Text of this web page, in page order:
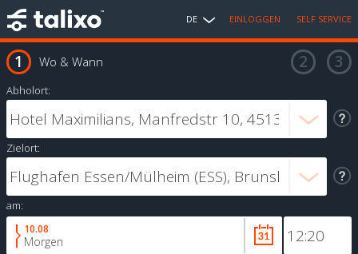
DE EINLOGGEN SELF SERVICE
Wo & Wann
Abholort:
Zielort:
am:
10.08
Morgen